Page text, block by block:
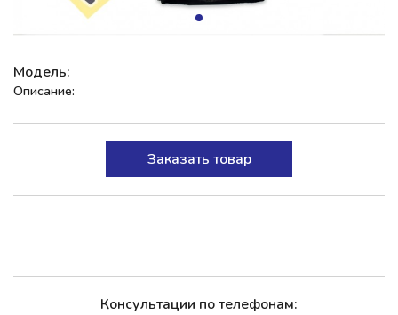
Модель:
Описание:
Заказать товар
Консультации по телефонам: